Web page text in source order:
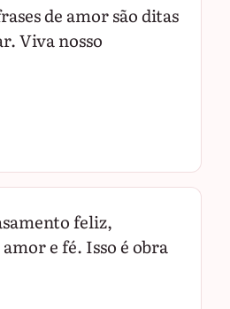
de amor são ditas
Viva nosso
feliz,
e fé. Isso é obra